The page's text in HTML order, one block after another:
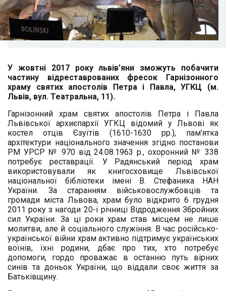
У жовтні 2017 року львів’яни зможуть побачити
частину відреставрованих фресок Гарнізонного
храму святих апостолів Петра і Павла, УГКЦ (м.
Львів, вул. Театральна, 11).
Гарнізонний храм святих апостолів Петра і Павла
Львівської архиєпархії УГКЦ відомий у Львові як
костел отців Єзуїтів (1610-1630 рр.), пам’ятка
архітектури національного значення згідно постанови
РМ УРСР № 970 від 24.08.1963 р., охоронний № 338
потребує реставрації. У Радянський період храм
використовували як книгосховище Львівської
національної бібліотеки імені В. Стефаника НАН
України. За старанням військовослужбовців та
громади міста Львова, храм було відкрито 6 грудня
2011 року з нагоди 20-ї річниці Відродження Збройних
сил України. За ці роки храм став місцем не лише
молитви, але й соціального служіння. В час російсько-
української війни храм активно підтримує українських
воїнів, їхні родини, дбає про тих, хто потребує
допомоги, гордо проважає в останню путь вірних
синів та доньок України, що віддали своє життя за
Батьківщину.